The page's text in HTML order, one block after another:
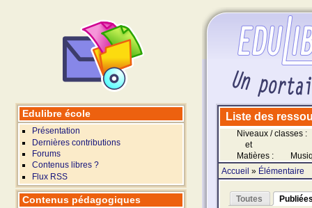
Liste des
Niveaux / classes :
et
Matières :
Accueil » Élémentaire
Toutes
Edulibre école
Présentation
Dernières contributions
Forums
Contenus libres ?
Flux RSS
Contenus pédagogiques